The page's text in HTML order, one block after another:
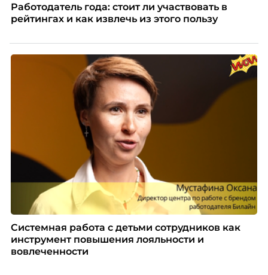
Работодатель года: стоит ли участвовать в
рейтингах и как извлечь из этого пользу
Системная работа с детьми сотрудников как
инструмент повышения лояльности и
вовлеченности